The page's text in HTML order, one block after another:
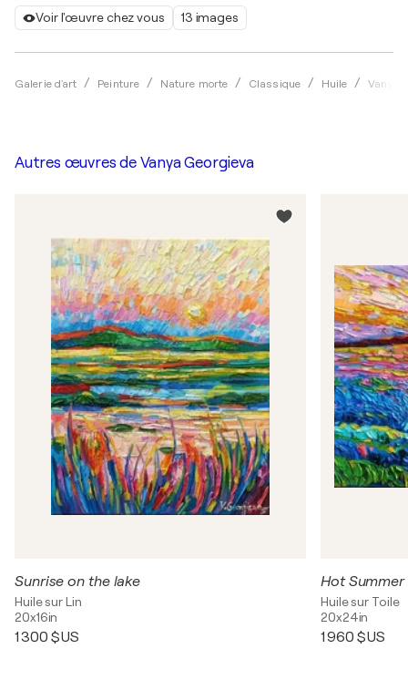
Voir l'œuvre chez vous 13 images
Galerie d'art Peinture Nature morte Classique Huile Vanya
Autres œuvres de Vanya Georgieva
Sunrise on the lake
Huile sur Lin
20x16in
1 300 $US
Hot
Huile sur Toile
20x24in
1 960 $US